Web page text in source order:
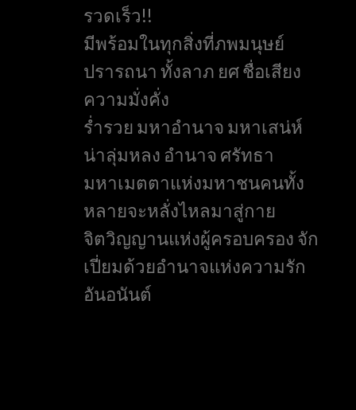
รวดเร็ว!!
มีพร้อมในทุกสิ่งที่ภพมนุษย์
ปรารถนา ทั้งลาภ ยศ ชื่อเสียง
ความมั่งคั่ง
ร่ำรวย มหาอำนาจ มหาเสน่ห์
น่าลุ่มหลง อำนาจ ศรัทธา
มหาเมตตาแห่งมหาชนคนทั้ง
หลายจะหลั่งไหลมาสู่กาย
จิตวิญญานแห่งผู้ครอบครอง จัก
เปี่ยมด้วยอำนาจแห่งความรัก
อันอนันต์